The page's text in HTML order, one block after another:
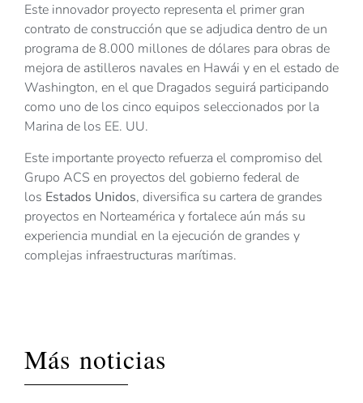
Este innovador proyecto representa el primer gran
contrato de construcción que se adjudica dentro de un
programa de 8.000 millones de dólares para obras de
mejora de astilleros navales en Hawái y en el estado de
Washington, en el que Dragados seguirá participando
como uno de los cinco equipos seleccionados por la
Marina de los EE. UU.
Este importante proyecto refuerza el compromiso del
Grupo ACS en proyectos del gobierno federal de
los Estados Unidos, diversifica su cartera de grandes
proyectos en Norteamérica y fortalece aún más su
experiencia mundial en la ejecución de grandes y
complejas infraestructuras marítimas.
Más noticias